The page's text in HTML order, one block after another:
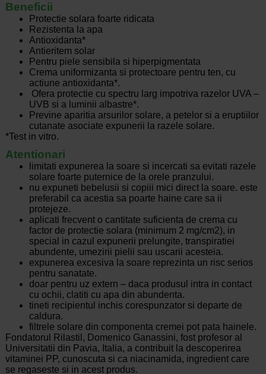
Beneficii
Protectie solara foarte ridicata
Rezistenta la apa
Antioxidanta*
Antieritem solar
Pentru piele sensibila si hiperpigmentata
Crema uniformizanta si protectoare pentru ten, cu
actiune antioxidanta*.
Ofera protectie cu spectru larg impotriva razelor UVA –
UVB si a luminii albastre*.
Previne aparitia arsurilor solare, a petelor si a eruptiilor
cutanate asociate expunerii la razele solare.
*Test in vitro.
Atentionari
limitati expunerea la soare si incercati sa evitati razele
solare foarte puternice de la orele pranzului.
nu expuneti bebelusii si copiii mici direct la soare. este
preferabil ca acestia sa poarte haine care sa ii
protejeze.
aplicati frecvent o cantitate suficienta de crema cu
factor de protectie solara (minimum 2 mg/cm2), in
special in cazul expunerii prelungite, transpiratiei
abundente, umezirii pielii sau uscarii acesteia.
expunerea excesiva la soare reprezinta un risc serios
pentru sanatate.
doar pentru uz extern – daca produsul intra in contact
cu ochii, clatiti cu apa din abundenta.
tineti recipientul inchis corespunzator si departe de
caldura.
filtrele solare din componenta cremei pot pata hainele.
Fondatorul Rilastil, Domenico Ganassini, fost profesor al
Universitatii din Pavia, Italia, a contribuit la descoperirea
vitaminei PP, cunoscuta si ca niacinamida, ingredient care
se regaseste si in acest produs.